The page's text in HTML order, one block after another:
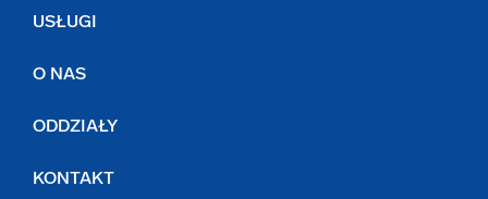
USŁUGI
O NAS
ODDZIAŁY
KONTAKT